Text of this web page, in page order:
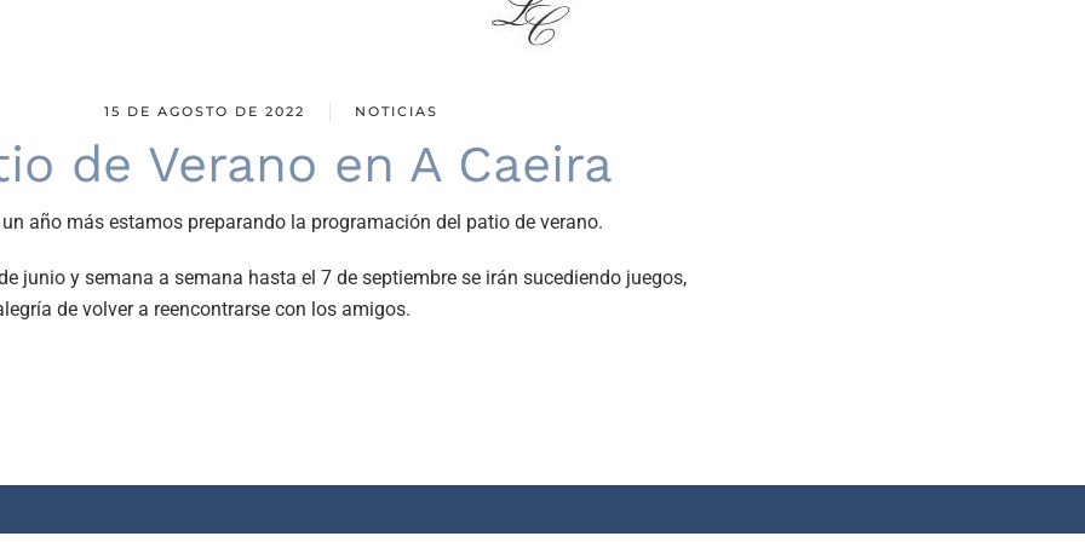
15 DE AGOSTO DE 2022 NOTICIAS
de Verano en A Caeira
año más estamos preparando la programación del patio de verano.
junio y semana a semana hasta el 7 de septiembre se irán sucediendo juegos,
de volver a reencontrarse con los amigos.